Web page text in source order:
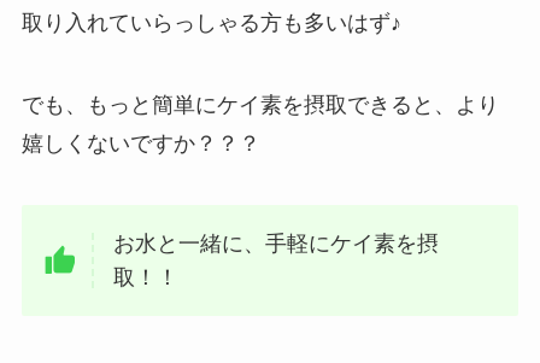
取り入れていらっしゃる方も多いはず♪
でも、もっと簡単にケイ素を摂取できると、より
嬉しくないですか？？？
お水と一緒に、手軽にケイ素を摂
取！！